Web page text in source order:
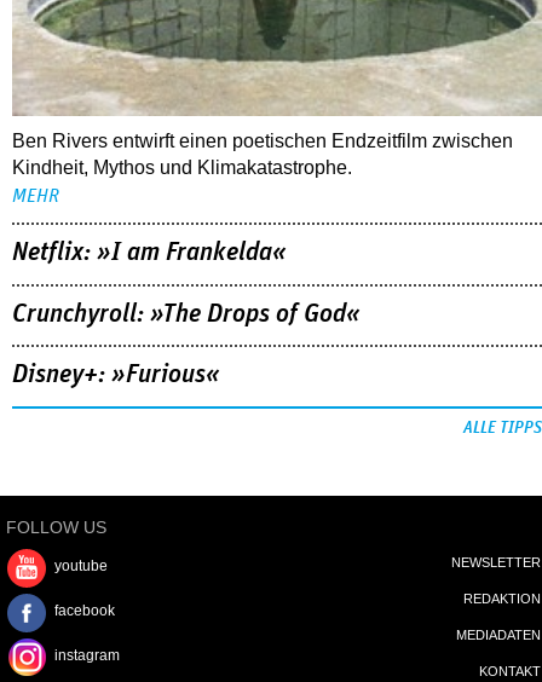
Ben Rivers entwirft einen poetischen Endzeitfilm zwischen
Kindheit, Mythos und Klimakatastrophe.
MEHR
Netflix: »I am Frankelda«
Crunchyroll: »The Drops of God«
Disney+: »Furious«
ALLE TIPPS
FOLLOW US
youtube
facebook
instagram
NEWSLETTER
REDAKTION
MEDIADATEN
KONTAKT